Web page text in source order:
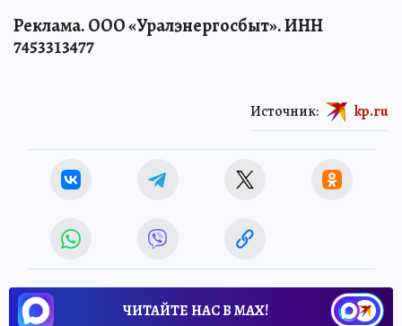
Реклама. ООО «Уралэнергосбыт». ИНН
7453313477
Источник: kp.ru
ЧИТАЙТЕ НАС В МАХ!